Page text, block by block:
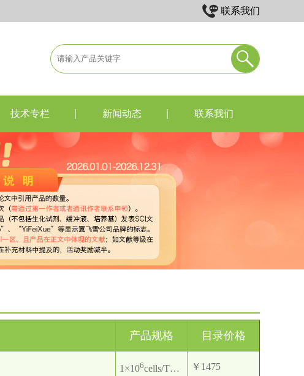
联系我们
技术专栏 新闻动态 联系我们
产品规格 目录价格
1×106cells/T25培养瓶 ￥1475